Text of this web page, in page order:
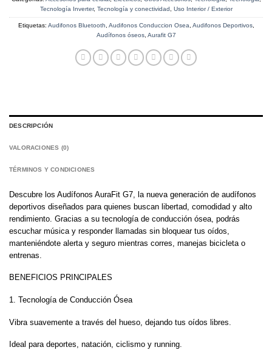
Tecnología Inverter, Tecnología y conectividad, Uso Interior / Exterior
Etiquetas: Audifonos Bluetooth, Audifonos Conduccion Osea, Audifonos Deportivos,
Audífonos óseos, Aurafit G7
DESCRIPCIÓN
VALORACIONES (0)
TÉRMINOS Y CONDICIONES
Descubre los Audífonos AuraFit G7, la nueva generación de audífonos
deportivos diseñados para quienes buscan libertad, comodidad y alto
rendimiento. Gracias a su tecnología de conducción ósea, podrás
escuchar música y responder llamadas sin bloquear tus oídos,
manteniéndote alerta y seguro mientras corres, manejas bicicleta o
entrenas.
BENEFICIOS PRINCIPALES
1. Tecnología de Conducción Ósea
Vibra suavemente a través del hueso, dejando tus oídos libres.
Ideal para deportes, natación, ciclismo y running.